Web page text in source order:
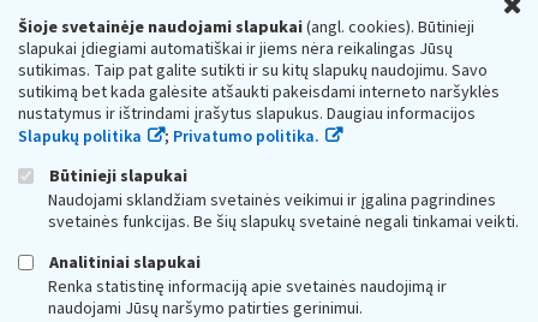
Šioje svetainėje naudojami slapukai(angl. cookies). Būtinieji
slapukai įdiegiami automatiškai ir jiems nėra reikalingas Jūsų
sutikimas. Taip pat galite sutikti ir su kitų slapukų naudojimu. Savo
sutikimą bet kada galėsite atšaukti pakeisdami interneto naršyklės
nustatymus ir ištrindami įrašytus slapukus. Daugiau informacijos
Slapukų politika
; Privatumo politika.
Būtinieji slapukai
Naudojami sklandžiam svetainės veikimui ir įgalina pagrindines
svetainės funkcijas. Be šių slapukų svetainė negali tinkamai veikti.
Analitiniai slapukai
Renka statistinę informaciją apie svetainės naudojimą ir
naudojami Jūsų naršymo patirties gerinimui.
Respublikos finansų ministerijos
Biudžetinė įstaiga. Juridinio asmens kodas — 188659752,
adresas: Vasario 16-osios g. 14, 01107 Vilnius, Lietuva, el.paštas:
vmi@vmi.lt , E. pristatymo dėžutės adresas 188659752
Duomenys apie Valstybinę mokesčių inspekciją prie Lietuvos
Respublikos finansų ministerijos kaupiami ir saugomi Juridinių